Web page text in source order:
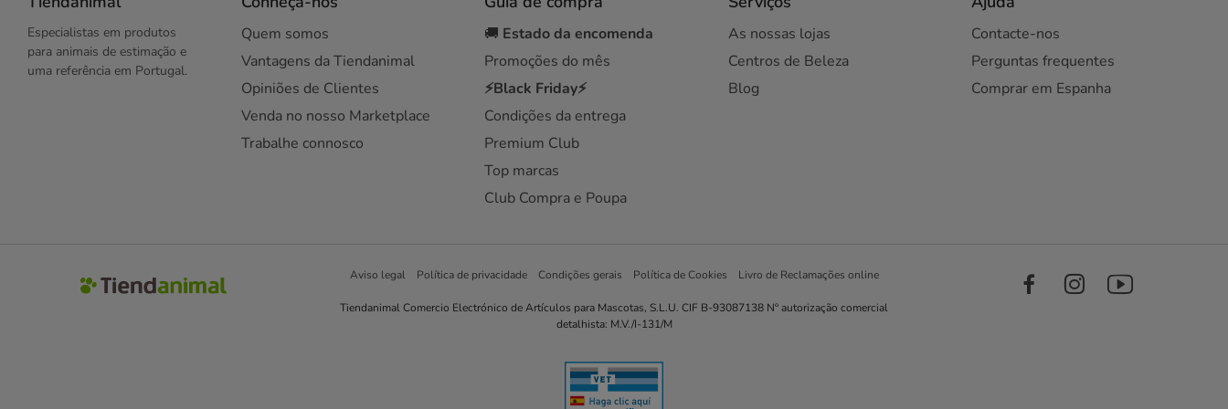
Especialistas em produtos
para animais de estimação e
uma referência em Portugal.
Quem somos
Vantagens da Tiendanimal
Opiniões de Clientes
Venda no nosso Marketplace
Trabalhe connosco
🚚 Estado da encomenda
Promoções do mês
⚡Black Friday⚡
Condições da entrega
Premium Club
Top marcas
Club Compra e Poupa
As nossas lojas
Centros de Beleza
Blog
Contacte-nos
Perguntas frequentes
Comprar em Espanha
Aviso legal Política de privacidade Condições gerais Política de Cookies Livro de Reclamações online
Tiendanimal Comercio Electrónico de Artículos para Mascotas, S.L.U. CIF B-93087138 Nº autorização comercial
detalhista: M.V./I-131/M